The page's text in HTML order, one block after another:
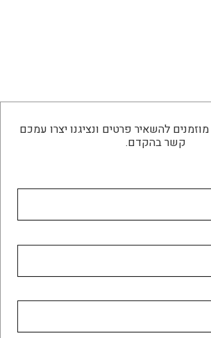
להשאיר פרטים ונציגנו יצרו עמכם
קשר בהקדם.